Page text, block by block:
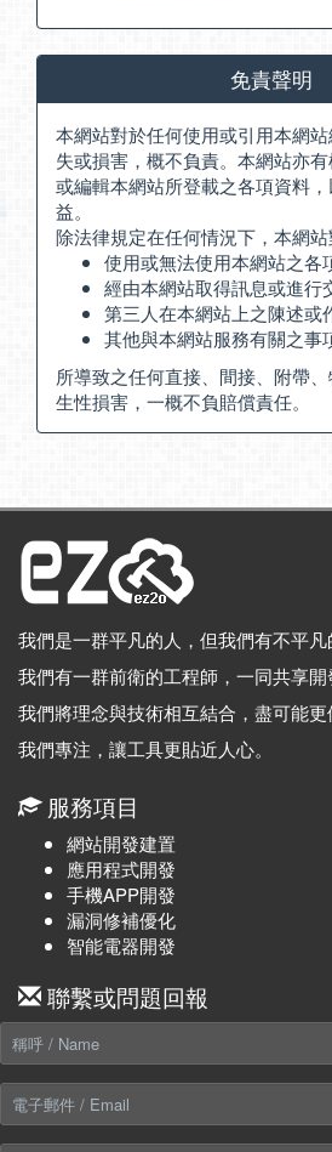
免責聲明
本網站對於任何使用或引用本網
失或損害，概不負責。本網站亦
或編輯本網站所登載之各項資料
益。
除法律規定在任何情況下，本網站
使用或無法使用本網站之各
經由本網站取得訊息或進行
第三人在本網站上之陳述或
其他與本網站服務有關之事
所導致之任何直接、間接、附帶
生性損害，一概不負賠償責任。
我們是一群平凡的人，但我們有不平凡
我們有一群前衛的工程師，一同共享開
我們將理念與技術相互結合，盡可能更
我們專注，讓工具更貼近人心。
服務項目
網站開發建置
應用程式開發
手機APP開發
漏洞修補優化
智能電器開發
聯繫或問題回報